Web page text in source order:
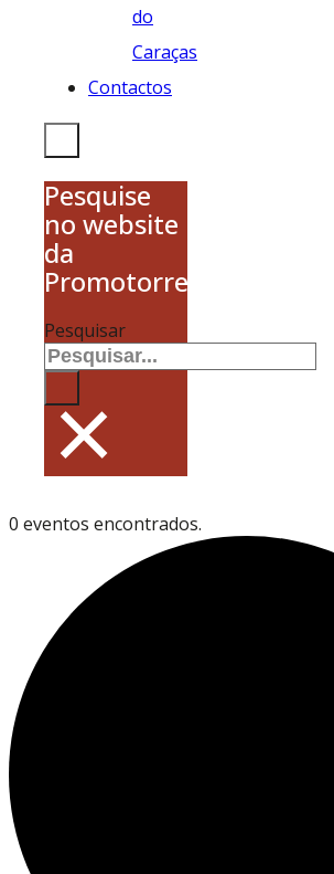
do
Caraças
Contactos
Pesquise
no website
da
Promotorres
Pesquisar
×
0 eventos encontrados.